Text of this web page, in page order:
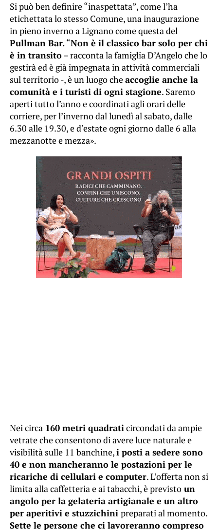
Si può ben definire “inaspettata”, come l’ha
etichettata lo stesso Comune, una inaugurazione
in pieno inverno a Lignano come questa del
Pullman Bar.“Non è il classico bar solo per chi
è in transito– racconta la famiglia D’Angelo che lo
gestirà ed è già impegnata in attività commerciali
sul territorio -, è un luogo cheaccoglie anche la
comunità e i turisti di ogni stagione. Saremo
aperti tutto l’anno e coordinati agli orari delle
corriere, per l’inverno dal lunedì al sabato, dalle
6.30 alle 19.30, e d’estate ogni giorno dalle 6 alla
mezzanotte e mezza».
Nei circa 160 metri quadraticircondati da ampie
vetrate che consentono di avere luce naturale e
visibilità sulle 11 banchine,i posti a sedere sono
40 e non mancheranno le postazioni per le
ricariche di cellulari e computer. L’offerta non si
limita alla caffetteria e ai tabacchi, è previsto un
angolo per la gelateria artigianale e un altro
per aperitivi e stuzzichini preparati al momento.
Sette le persone che ci lavoreranno compreso